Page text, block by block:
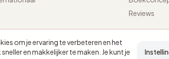
Reviews
om je ervaring te verbeteren en het
en makkelijker te maken. Je kunt je